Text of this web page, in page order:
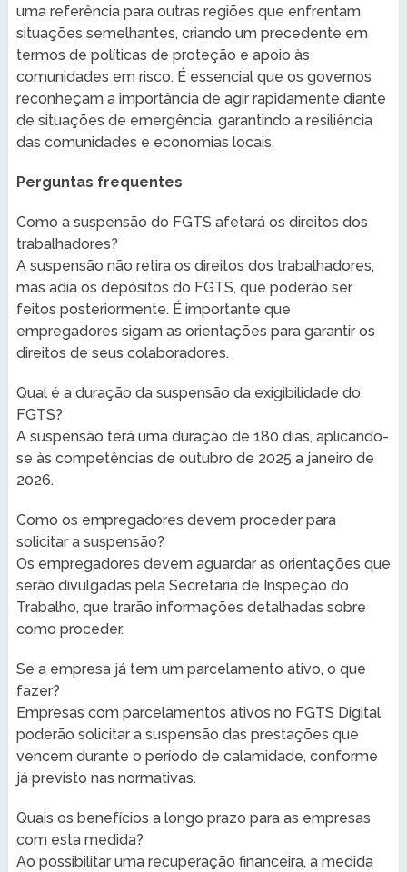
uma referência para outras regiões que enfrentam
situações semelhantes, criando um precedente em
termos de políticas de proteção e apoio às
comunidades em risco. É essencial que os governos
reconheçam a importância de agir rapidamente diante
de situações de emergência, garantindo a resiliência
das comunidades e economias locais.
Perguntas frequentes
Como a suspensão do FGTS afetará os direitos dos
trabalhadores?
A suspensão não retira os direitos dos trabalhadores,
mas adia os depósitos do FGTS, que poderão ser
feitos posteriormente. É importante que
empregadores sigam as orientações para garantir os
direitos de seus colaboradores.
Qual é a duração da suspensão da exigibilidade do
FGTS?
A suspensão terá uma duração de 180 dias, aplicando-
se às competências de outubro de 2025 a janeiro de
2026.
Como os empregadores devem proceder para
solicitar a suspensão?
Os empregadores devem aguardar as orientações que
serão divulgadas pela Secretaria de Inspeção do
Trabalho, que trarão informações detalhadas sobre
como proceder.
Se a empresa já tem um parcelamento ativo, o que
fazer?
Empresas com parcelamentos ativos no FGTS Digital
poderão solicitar a suspensão das prestações que
vencem durante o período de calamidade, conforme
já previsto nas normativas.
Quais os benefícios a longo prazo para as empresas
com esta medida?
Ao possibilitar uma recuperação financeira, a medida